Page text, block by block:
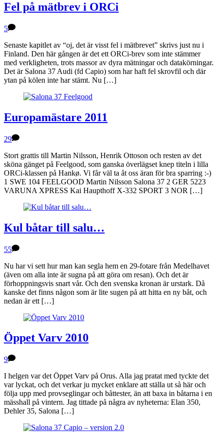
Fel på mätbrev i ORCi
5
Senaste kapitlet av “oj, det är visst fel i mätbrevet” skrivs just nu i
Finland. Den här gången är det ett ORCi-brev som inte stämmer
med verkligheten, trots massor av dyra mätningar och datakörningar.
Det är Salona 37 Audi (fd Capio) som har haft fel skrovfil och där
ytan på kölen inte har stämt. Nu […]
Europamästare 2011
29
Stort grattis till Martin Nilsson, Henrik Ottoson och resten av det
sköna gänget på Feelgood, som ganska överlägset knep titeln i lilla
ORCi-klassen på Hankø. Vi får väl ta åt oss äran för bra sparring :-)
1 SWE 104 FEELGOOD Martin Nilsson Salona 37 2 GER 5223
VARUNA XPRESS Kai Haupthoff X-332 SPORT 3 NOR […]
Kul båtar till salu…
55
Nu har vi sett hur man kan segla hem en 29-fotare från Medelhavet
(även om alla inte är sugna på att göra om resan). Och det är
förhoppningsvis snart vår. Och den svenska kronan är urstark. Då
kanske det finns någon som är lite sugen på att hitta en ny båt, och
nedan är ett […]
Öppet Varv 2010
9
I helgen var det Öppet Varv på Orus. Alla jag pratat med tyckte det
var lyckat, och det verkar ju mycket enklare att ställa ut så här och
följa upp med provseglingar och båttester, än att baxa in båtarna i en
mässhall på vintern. Jag tittade på några av nyheterna: Elan 350,
Dehler 35, Salona […]